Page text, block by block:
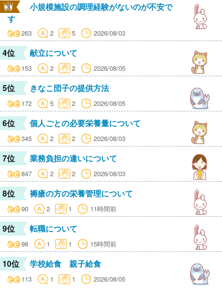
小規模施設の調理経験がないのが不安で
す
263 2 5 2026/08/03
4位 献立について
153 2 2 2026/08/05
5位 きなこ団子の提供方法
172 5 2 2026/08/05
6位 個人ごとの必要栄養量について
345 2 2 2026/08/03
7位 業務負担の違いについて
847 2 2 2026/08/03
8位 褥瘡の方の栄養管理について
90 2 1 11時間前
9位 転職について
98 1 1 15時間前
10位 学校給食 親子給食
113 1 1 2026/08/05